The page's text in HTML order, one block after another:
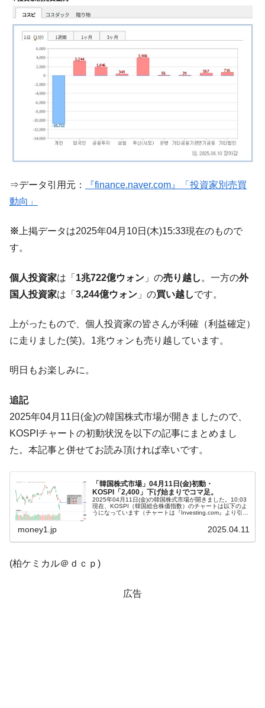
ドを掲げる「在韓反米勢力」
『Money1』
韓国政府「2035年までに18.4GW規模のAIデ
ータセンター整備」⇒ だから無理だってば。
『Money1』
JPモルガン「韓国レバレッジETFの清算は
ほぼ終わった」
『Money1』
『Money1』
ャンペーン」⇒ あの名物教授も登場！
韓国「橋が落ちました」⇒ 耐久性「なさす
『Money1』
韓国鉄鋼最大手『POSCO』ズブズブ沈む。
営業利益80.2％も減少
にぶん殴る法案」提出！⇒ クーパン問題は合衆国企業に対
する差別。許してはおかぬ
他人事のような発言。
『Money1』
韓国半導体『SKハイニックス』2026年2Qの
機 ⇒ 10.7兆では損が出るからできない。
『Money1』
【速報】韓国株式市場の暴落・本日07月29
日(水)もサイドカー・サーキットブレイカーの二段コンボ
『Money1』
IT産業は人を雇用する効果は低い。全産業の
半分未満しか雇用を生まない
『Money1』
韓国「株式市場が賭博場のように変質した
のは政界の責任だ」
に。
『Money1』
韓国化学企業最大手『ロッテケミカル』純
借入金が約8兆。信用格付け「ネガティブ」にダウン
『Money1』
韓国株式市場･暗黒の火曜日。サーキットブ
日本の誇る海洋資源調査船『白嶺』は先進技術の
⇒データ引用元：
『finance.naver.com』「投資家別売買
動向」
※ 上掲データは2025年04月10日(木)15:33現在のもので
す。
個人投資家は「 1兆722億ウォン 」の売り越し 。一方の外
国人投資家は「 3,244億ウォン 」の買い越しです。
上がったもので、個人投資家の皆さんが利確（利益確定）
に走りました(笑)。1兆ウォンも売り越しています。
明日もお楽しみに。
追記
2025年04月11日(金)の韓国株式市場が開きましたので、
KOSPIチャートの初動状況を以下の記事にまとめまし
た。本記事と併せてお読み頂ければ幸いです。
「韓国株式市場」04月11日(金)初動・
KOSPI「2,400」下げ始まりでコマ足。
2025年04月11日(金)の韓国株式市場が開きました。10:03
現在、KOSPI（韓国総合株価指数）のチャートは以下のよ
うになっています（チャートは『Investing.com』より引
money1.jp 2025.04.11
(柏ケミカル＠ｄｃｐ)
広告